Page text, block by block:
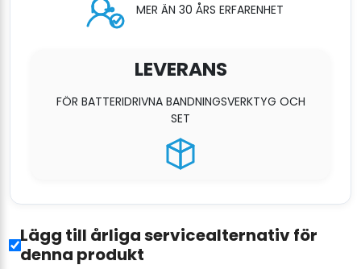
MER ÄN 30 ÅRS ERFARENHET
LEVERANS
FÖR BATTERIDRIVNA BANDNINGSVERKTYG OCH
SET
Lägg till årliga servicealternativ för
denna produkt